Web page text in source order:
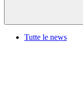
Tutte le news